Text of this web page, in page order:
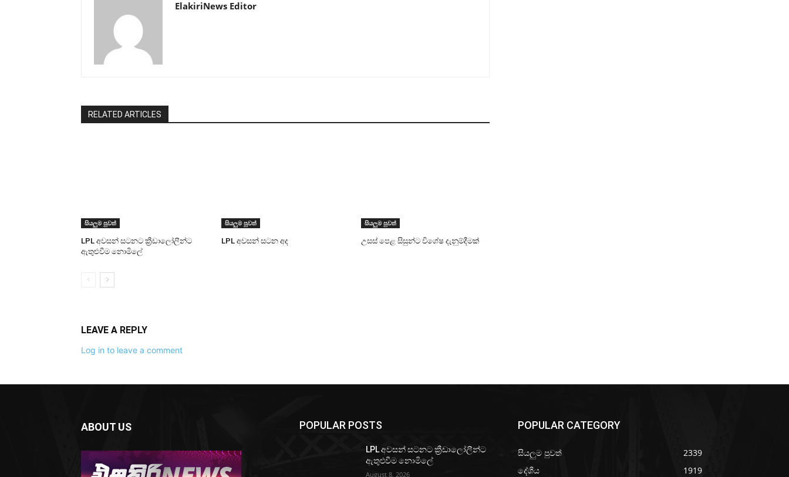
ElakiriNews Editor
RELATED ARTICLES
සියලුම පුවත්
LPL අවසන් සටනට ක්‍රීඩාලෝලීන්ට
ඇතුළුවීම නොමිලේ
සියලුම පුවත්
LPL අවසන් සටන අද
සියලුම පුවත්
උසස් පෙළ සිසුන්ට විශේෂ දැනුම්දීමක්
LEAVE A REPLY
Log in to leave a comment
ABOUT US POPULAR POSTS
LPL අවසන් සටනට ක්‍රීඩාලෝලීන්ට
ඇතුළුවීම නොමිලේ
August 8, 2026
POPULAR CATEGORY
සියලුම පුවත්
2339
දේශීය
1919